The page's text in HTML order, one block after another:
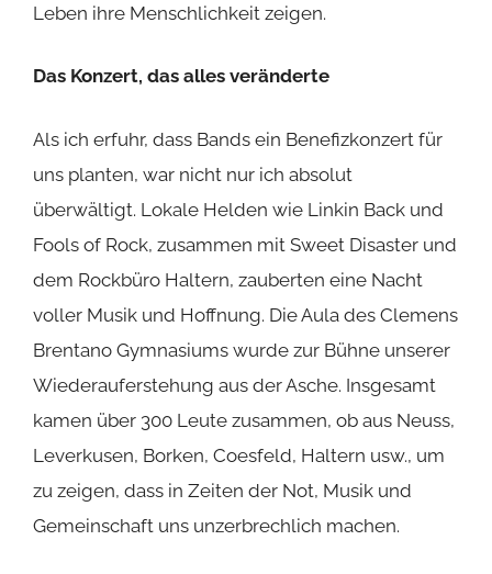
Leben ihre Menschlichkeit zeigen.
Das Konzert, das alles veränderte
Als ich erfuhr, dass Bands ein Benefizkonzert für
uns planten, war nicht nur ich absolut
überwältigt. Lokale Helden wie Linkin Back und
Fools of Rock, zusammen mit Sweet Disaster und
dem Rockbüro Haltern, zauberten eine Nacht
voller Musik und Hoffnung. Die Aula des Clemens
Brentano Gymnasiums wurde zur Bühne unserer
Wiederauferstehung aus der Asche. Insgesamt
kamen über 300 Leute zusammen, ob aus Neuss,
Leverkusen, Borken, Coesfeld, Haltern usw., um
zu zeigen, dass in Zeiten der Not, Musik und
Gemeinschaft uns unzerbrechlich machen.